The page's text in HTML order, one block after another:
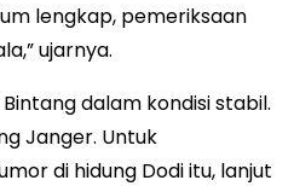
lengkap, pemeriksaan
ujarnya.
dalam kondisi stabil.
Janger. Untuk
di hidung Dodi itu, lanjut